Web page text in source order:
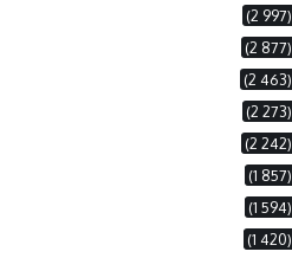
(2 997)
(2 877)
(2 463)
(2 273)
(2 242)
(1 857)
(1 594)
(1 420)